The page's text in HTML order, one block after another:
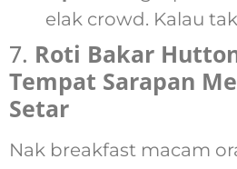
elak crowd. Kalau
7. Roti Bakar
Tempat Sarapan
Setar
Nak breakfast macam